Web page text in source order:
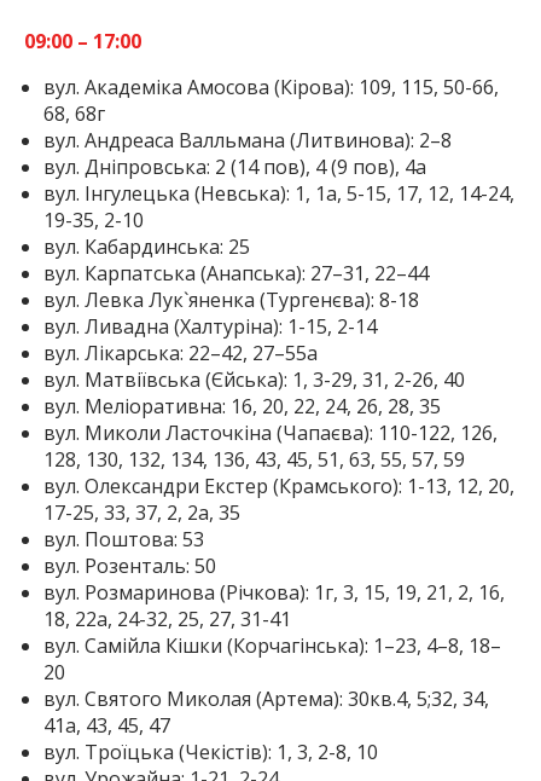
09:00 – 17:00
вул. Академіка Амосова (Кірова): 109, 115, 50-66,
68, 68г
вул. Андреаса Валльмана (Литвинова): 2–8
вул. Дніпровська: 2 (14 пов), 4 (9 пов), 4а
вул. Інгулецька (Невська): 1, 1а, 5-15, 17, 12, 14-24,
19-35, 2-10
вул. Кабардинська: 25
вул. Карпатська (Анапська): 27–31, 22–44
вул. Левка Лук`яненка (Тургенєва): 8-18
вул. Ливадна (Халтуріна): 1-15, 2-14
вул. Лікарська: 22–42, 27–55а
вул. Матвіївська (Єйська): 1, 3-29, 31, 2-26, 40
вул. Меліоративна: 16, 20, 22, 24, 26, 28, 35
вул. Миколи Ласточкіна (Чапаєва): 110-122, 126,
128, 130, 132, 134, 136, 43, 45, 51, 63, 55, 57, 59
вул. Олександри Екстер (Крамського): 1-13, 12, 20,
17-25, 33, 37, 2, 2а, 35
вул. Поштова: 53
вул. Розенталь: 50
вул. Розмаринова (Річкова): 1г, 3, 15, 19, 21, 2, 16,
18, 22а, 24-32, 25, 27, 31-41
вул. Самійла Кішки (Корчагінська): 1–23, 4–8, 18–
20
вул. Святого Миколая (Артема): 30кв.4, 5;32, 34,
41а, 43, 45, 47
вул. Троїцька (Чекістів): 1, 3, 2-8, 10